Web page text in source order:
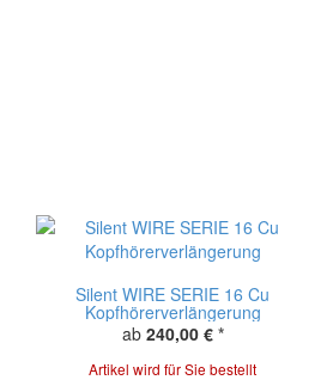
Silent WIRE SERIE 16 Cu
Kopfhörerverlängerung
ab 240,00 € *
Artikel wird für Sie bestellt